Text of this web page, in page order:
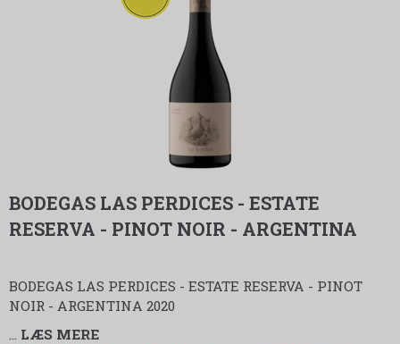
BODEGAS LAS PERDICES - ESTATE
RESERVA - PINOT NOIR - ARGENTINA
BODEGAS LAS PERDICES - ESTATE RESERVA - PINOT
NOIR - ARGENTINA 2020
LÆS MERE